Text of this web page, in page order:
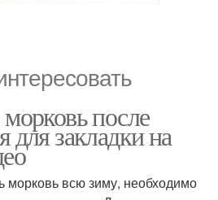
после
для закладки на
морковь всю зиму, необходимо